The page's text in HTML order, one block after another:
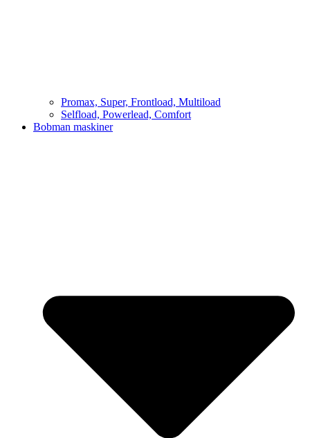
Promax, Super, Frontload, Multiload
Selfload, Powerlead, Comfort
Bobman maskiner